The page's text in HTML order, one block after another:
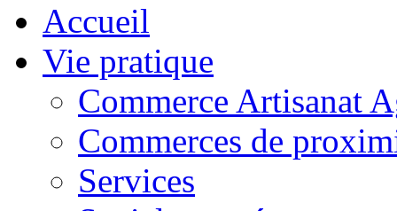
Accueil
Vie pratique
Commerce Artisanat
Commerces de
Services